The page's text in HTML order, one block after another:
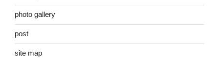
photo gallery
post
site map